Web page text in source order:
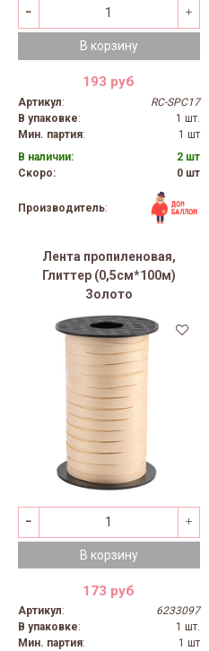
В корзину
193 руб
Артикул:
RC-SPC17
В упаковке:
1 шт.
Мин. партия:
1 шт
В наличии:
2 шт
Скоро:
0 шт
Производитель:
Лента пропиленовая,
Глиттер (0,5см*100м)
Золото
В корзину
173 руб
Артикул:
6233097
В упаковке:
1 шт.
Мин. партия:
1 шт